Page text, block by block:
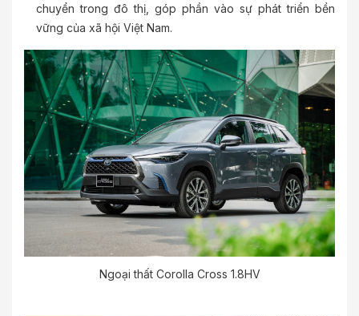
chuyển trong đô thị, góp phần vào sự phát triển bền
vững của xã hội Việt Nam.
Ngoại thất Corolla Cross 1.8HV